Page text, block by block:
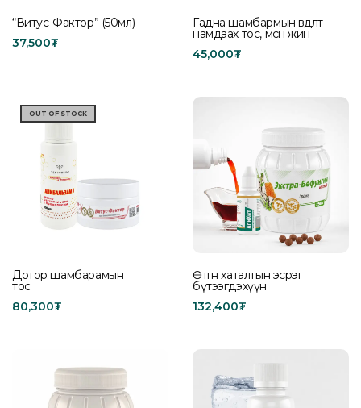
“Витус-Фактор” (50мл)
37,500₮
Гадна шамбармын өвдөлт
намдаах тос, мөсөн жин
45,000₮
OUT OF STOCK
Дотор шамбарамын
тос
80,300₮
Өтгөн хаталтын эсрэг
бүтээгдэхүүн
132,400₮